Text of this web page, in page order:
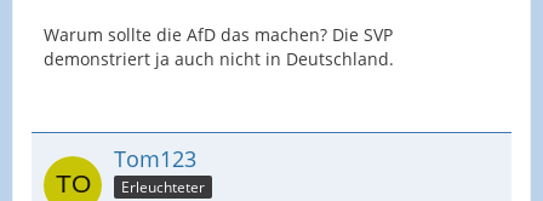
Warum sollte die AfD das machen? Die SVP
demonstriert ja auch nicht in Deutschland.
Tom123
Erleuchteter